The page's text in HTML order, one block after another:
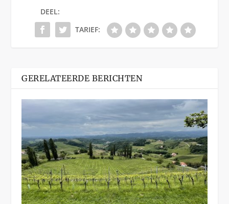
DEEL:
TARIEF:
GERELATEERDE BERICHTEN